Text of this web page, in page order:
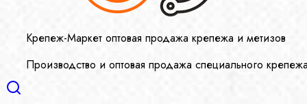
Крепеж-Маркет оптовая продажа крепежа и метизов
Производство и оптовая продажа специального